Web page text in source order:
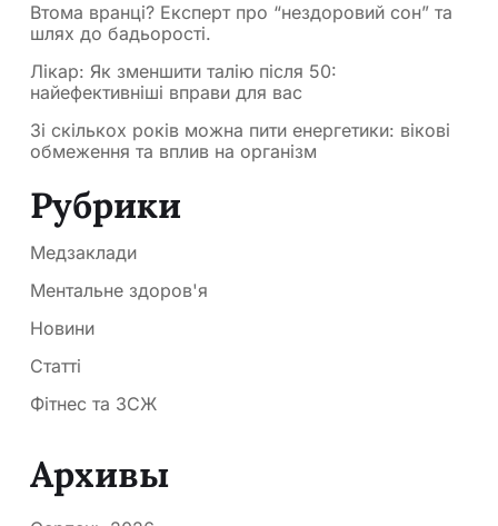
Втома вранці? Експерт про “нездоровий сон” та
шлях до бадьорості.
Лікар: Як зменшити талію після 50:
найефективніші вправи для вас
Зі скількох років можна пити енергетики: вікові
обмеження та вплив на організм
Рубрики
Медзаклади
Ментальне здоров'я
Новини
Статті
Фітнес та ЗСЖ
Архивы